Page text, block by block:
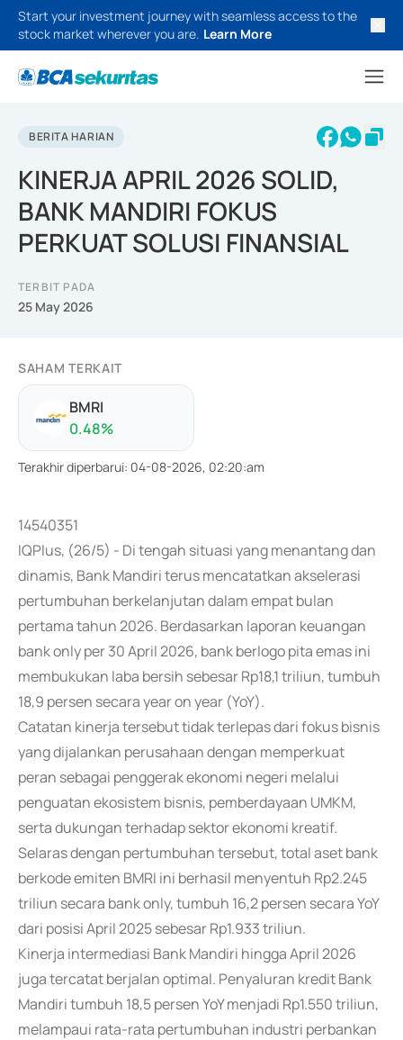
Start your investment journey with seamless access to the
stock market wherever you are. Learn More
BERITA HARIAN
KINERJA APRIL 2026 SOLID,
BANK MANDIRI FOKUS
PERKUAT SOLUSI FINANSIAL
TERBIT PADA
25 May 2026
SAHAM TERKAIT
BMRI
0.48%
Terakhir diperbarui: 04-08-2026, 02:20:am
14540351
IQPlus, (26/5) - Di tengah situasi yang menantang dan
dinamis, Bank Mandiri terus mencatatkan akselerasi
pertumbuhan berkelanjutan dalam empat bulan
pertama tahun 2026. Berdasarkan laporan keuangan
bank only per 30 April 2026, bank berlogo pita emas ini
membukukan laba bersih sebesar Rp18,1 triliun, tumbuh
18,9 persen secara year on year (YoY).
Catatan kinerja tersebut tidak terlepas dari fokus bisnis
yang dijalankan perusahaan dengan memperkuat
peran sebagai penggerak ekonomi negeri melalui
penguatan ekosistem bisnis, pemberdayaan UMKM,
serta dukungan terhadap sektor ekonomi kreatif.
Selaras dengan pertumbuhan tersebut, total aset bank
berkode emiten BMRI ini berhasil menyentuh Rp2.245
triliun secara bank only, tumbuh 16,2 persen secara YoY
dari posisi April 2025 sebesar Rp1.933 triliun.
Kinerja intermediasi Bank Mandiri hingga April 2026
juga tercatat berjalan optimal. Penyaluran kredit Bank
Mandiri tumbuh 18,5 persen YoY menjadi Rp1.550 triliun,
melampaui rata-rata pertumbuhan industri perbankan